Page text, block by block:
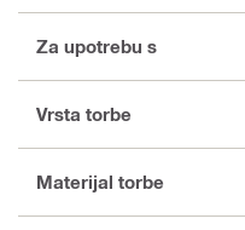
Za upotrebu s
Vrsta torbe
Materijal torbe